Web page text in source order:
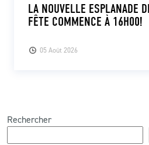
05 Août 2026
LA NOUVELLE ESPLANADE
FÊTE COMMENCE À 16H00!
Rechercher